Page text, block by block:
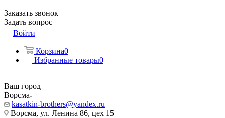
Заказать звонок
Задать вопрос
Войти
Корзина0
Избранные товары0
Ваш город
Ворсма
kasatkin-brothers@yandex.ru
Ворсма, ул. Ленина 86, цех 15